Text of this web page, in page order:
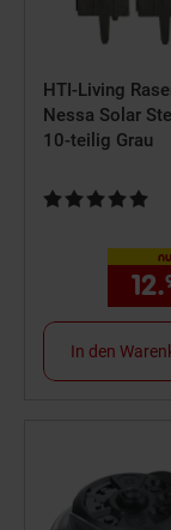
HTI-Living
Nessa Solar
10-teilig Grau
12.
In den